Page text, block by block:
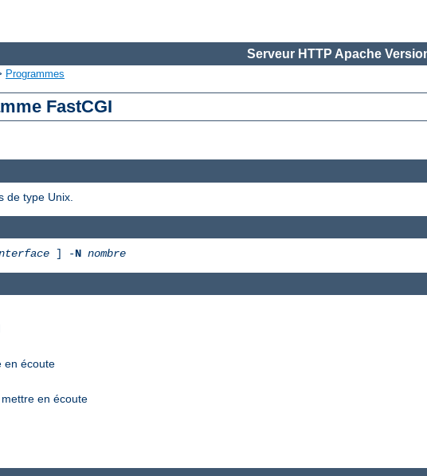
Serveur HTTP Apache
Programmes
FastCGI
de type Unix.
] -N nombre
en écoute
en écoute